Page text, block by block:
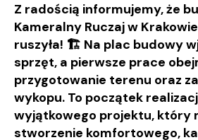
Z radością informujemy, że
Kameralny Ruczaj w
ruszyła! 🏗️ Na plac budowy
sprzęt, a pierwsze prace
przygotowanie terenu oraz
wykopu. To początek
wyjątkowego projektu, który
stworzenie komfortowego,